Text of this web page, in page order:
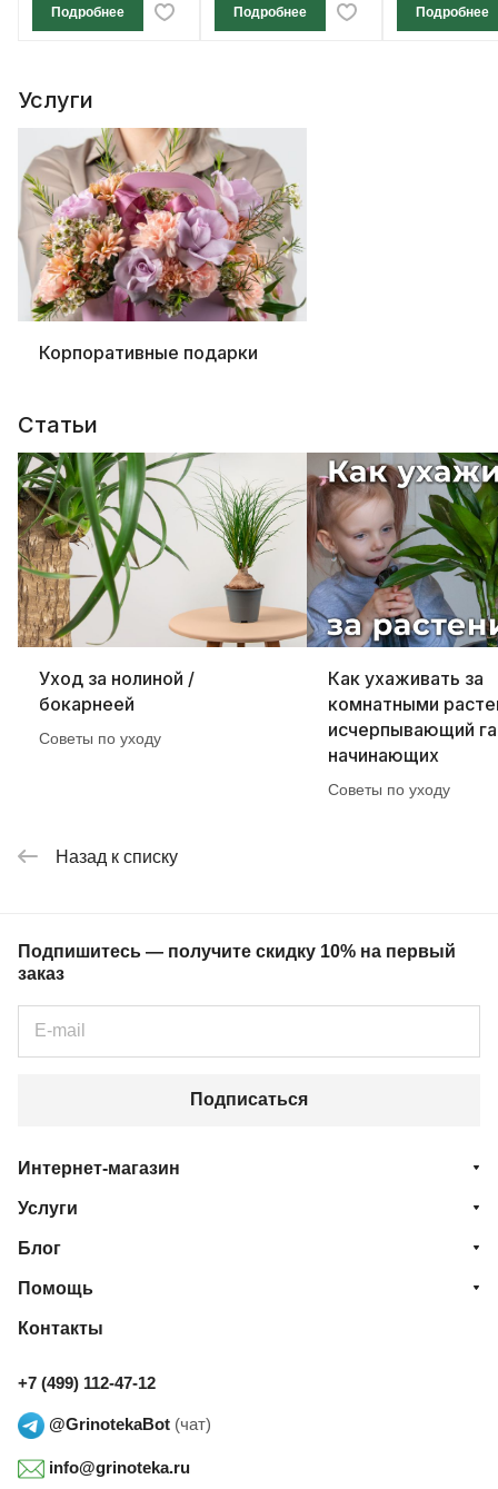
Подробнее Подробнее Подробнее
Услуги
Корпоративные подарки
Статьи
Уход за нолиной /
бокарнеей
Советы по уходу
Как ухаживать за
комнатными
исчерпывающий
начинающих
Советы по уходу
Назад к списку
Подпишитесь — получите скидку 10% на первый
заказ
Подписаться
Интернет-магазин
Услуги
Блог
Помощь
Контакты
+7 (499) 112-47-12
@GrinotekaBot (чат)
info@grinoteka.ru